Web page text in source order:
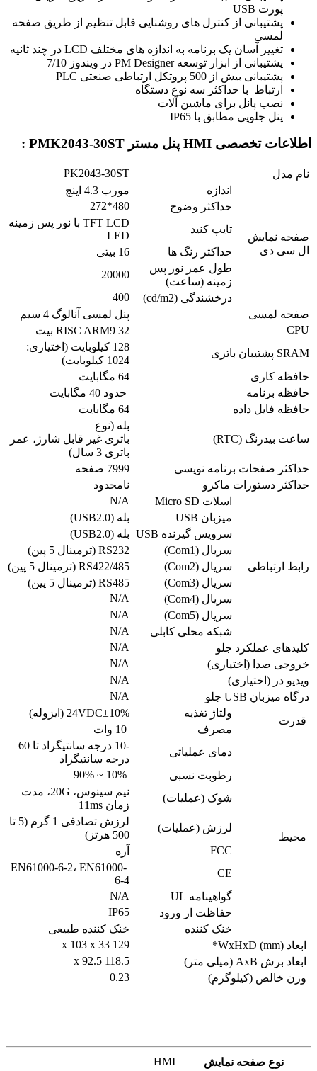
پورت USB
پشتیبانی از کنترل های روشنایی قابل تنظیم از طریق صفحه
لمسی
تغییر آسان یک برنامه به اندازه های مختلف LCD در چند ثانیه
پشتیبانی از ابزار توسعه PM Designer در ویندوز 7/10
پشتیبانی بیش از 500 پروتکل ارتباطی صنعتی PLC
ارتباط با حداکثر سه نوع دستگاه
نصب پانل برای ماشین آلات
پنل جلویی مطابق با IP65
اطلاعات تخصصی HMI پنل مستر PMK2043-30ST :
نام مدل PK2043-30ST
صفحه نمایش
ال سی دی
اندازه
مورب 4.3 اینچ
حداکثر وضوح
480*272
تایپ کنید
TFT LCD با نور پس زمینه
LED
حداکثر رنگ ها
16 بیتی
طول عمر نور پس
زمینه (ساعت)
20000
درخشندگی (cd/m2)
400
صفحه لمسی
پنل لمسی آنالوگ 4 سیم
CPU
RISC ARM9 32 بیت
SRAM پشتیبان باتری
128 کیلوبایت (اختیاری:
1024 کیلوبایت)
حافظه کاری
64 مگابایت
حافظه برنامه
حدود 40 مگابایت
حافظه فایل داده
64 مگابایت
ساعت بیدرنگ (RTC)
بله (نوع
باتری غیر قابل شارژ، عمر
باتری 3 سال)
حداکثر صفحات برنامه نویسی
7999 صفحه
حداکثر دستورات ماکرو
نامحدود
رابط ارتباطی
اسلات Micro SD
N/A
میزبان USB
بله (USB2.0)
سرویس گیرنده USB
بله (USB2.0)
سریال (Com1)
RS232 (ترمینال 5 پین)
سریال (Com2)
RS422/485 (ترمینال 5 پین)
سریال (Com3)
RS485 (ترمینال 5 پین)
سریال (Com4)
N/A
سریال (Com5)
N/A
شبکه محلی کابلی
N/A
کلیدهای عملکرد جلو
N/A
خروجی صدا (اختیاری)
N/A
ویدیو در (اختیاری)
N/A
درگاه میزبان USB جلو
N/A
قدرت
ولتاژ تغذیه
24VDC±10% (ایزوله)
مصرف
محیط
دمای عملیاتی
-10 درجه سانتیگراد تا 60
درجه سانتیگراد
رطوبت نسبی
شوک (عملیات)
نیم سینوس، 20G، مدت
زمان 11ms
لرزش (عملیات)
لرزش تصادفی 1 گرم (5 تا
500 هرتز)
FCC
آره
CE
EN61000-6-2، EN61000-
6-4
گواهینامه UL
N/A
حفاظت از ورود
IP65
خنک کننده
خنک کننده طبیعی
ابعاد WxHxD (mm)*
129 x 103 x 33
ابعاد برش AxB (میلی متر)
118.5 x 92.5
وزن خالص (کیلوگرم)
0.23
نوع صفحه نمایش
HMI